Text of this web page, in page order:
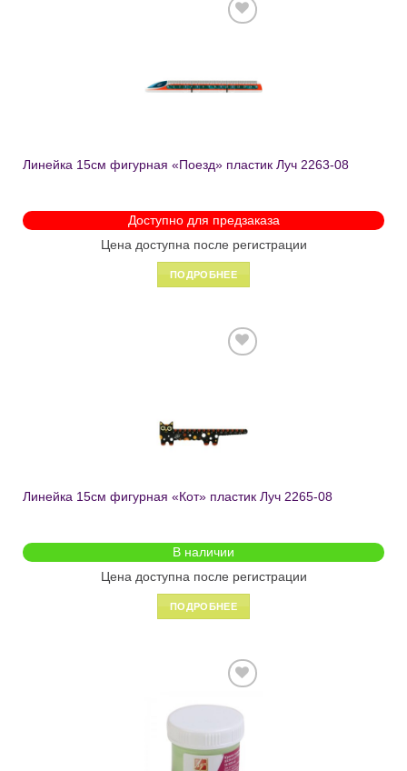
Линейка 15см фигурная «Поезд» пластик Луч 2263-08
Доступно для предзаказа
Цена доступна после регистрации
ПОДРОБНЕЕ
Линейка 15см фигурная «Кот» пластик Луч 2265-08
В наличии
Цена доступна после регистрации
ПОДРОБНЕЕ
в список